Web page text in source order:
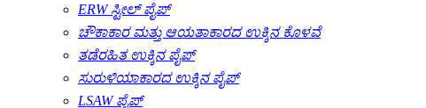
ERW ಸ್ಟೀಲ್ ಪೈಪ್
ಚೌಕಾಕಾರ ಮತ್ತು ಆಯತಾಕಾರದ ಉಕ್ಕಿನ ಕೊಳವೆ
ತಡೆರಹಿತ ಉಕ್ಕಿನ ಪೈಪ್
ಸುರುಳಿಯಾಕಾರದ ಉಕ್ಕಿನ ಪೈಪ್
LSAW ಪೈಪ್